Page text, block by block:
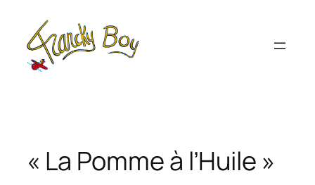
contenu
« La Pomme à l’Huile »